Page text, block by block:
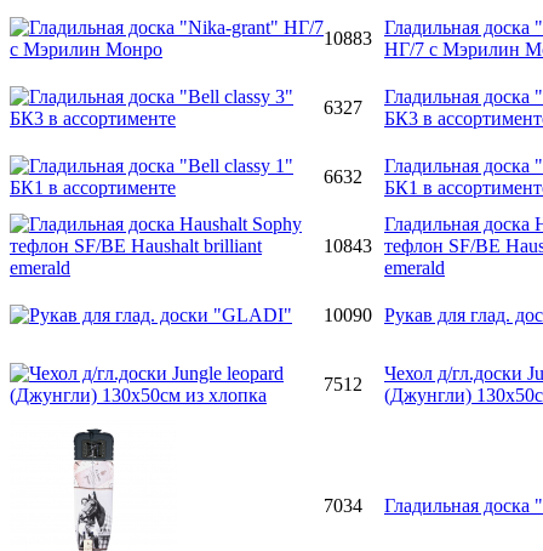
10883
Гладильная доска
НГ/7 с Мэрилин
6327
Гладильная доска
БК3 в
6632
Гладильная доска
БК1 в
10843
Гладильная доска
тефлон SF/BE
emerald
10090 Рукав для глад.
7512
Чехол д/гл.доски
(Джунгли)
7034 Гладильная доска